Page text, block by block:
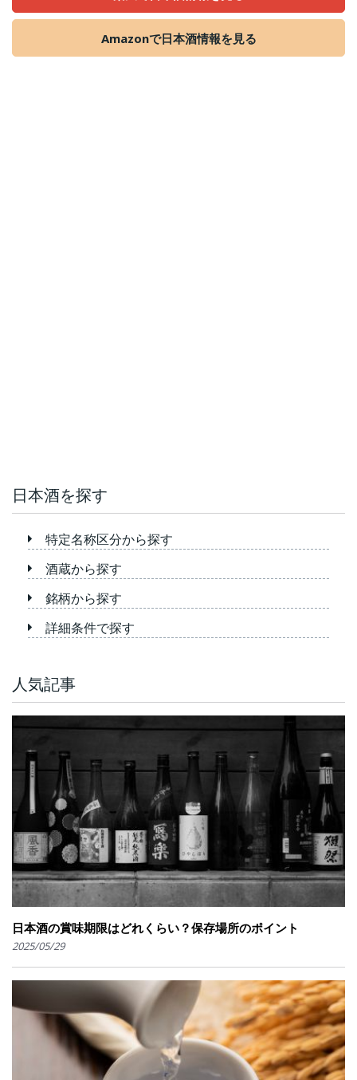
Amazonで日本酒情報を見る
日本酒を探す
特定名称区分から探す
酒蔵から探す
銘柄から探す
詳細条件で探す
人気記事
日本酒の賞味期限はどれくらい？保存場所のポイント
2025/05/29